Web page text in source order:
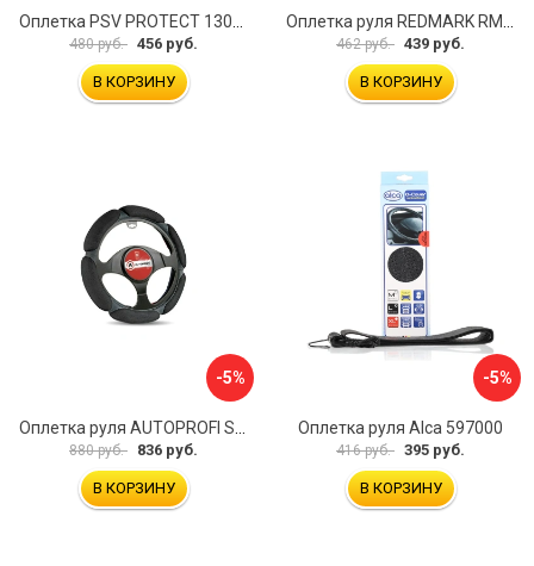
Оплетка PSV PROTECT 130503
480 руб. 456 руб.
В КОРЗИНУ
Оплетка руля REDMARK RM78002
462 руб. 439 руб.
В КОРЗИНУ
-5%
880 руб. 836 руб.
В КОРЗИНУ
-5%
Оплетка руля Alca 597000
416 руб. 395 руб.
В КОРЗИНУ